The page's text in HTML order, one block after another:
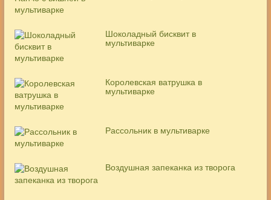
Шоколадный бисквит в
мультиварке
Королевская ватрушка в
мультиварке
Рассольник в мультиварке
Воздушная запеканка из творога